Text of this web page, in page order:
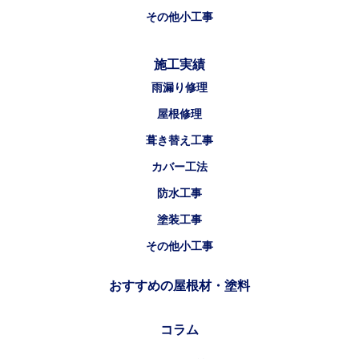
その他小工事
施工実績
雨漏り修理
屋根修理
葺き替え工事
カバー工法
防水工事
塗装工事
その他小工事
おすすめの屋根材・塗料
コラム